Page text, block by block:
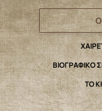
ΒΙΟΓΡΑΦΙΚΟ
ΤΟ